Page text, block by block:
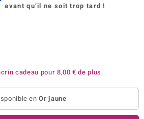
avant qu’il ne soit trop tard !
cadeau pour 8,00 € de plus
enOr jaune